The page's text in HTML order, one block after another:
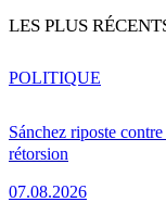
LES PLUS
Sánchez riposte
rétorsion
07.08.2026
POLITIQUE